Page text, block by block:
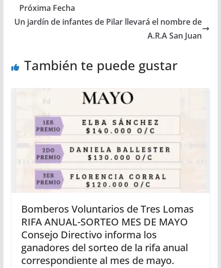
Próxima Fecha
Un jardín de infantes de Pilar llevará el nombre de
A.R.A San Juan
También te puede gustar
Bomberos Voluntarios de Tres Lomas
RIFA ANUAL-SORTEO MES DE MAYO
Consejo Directivo informa los
ganadores del sorteo de la rifa anual
correspondiente al mes de mayo.